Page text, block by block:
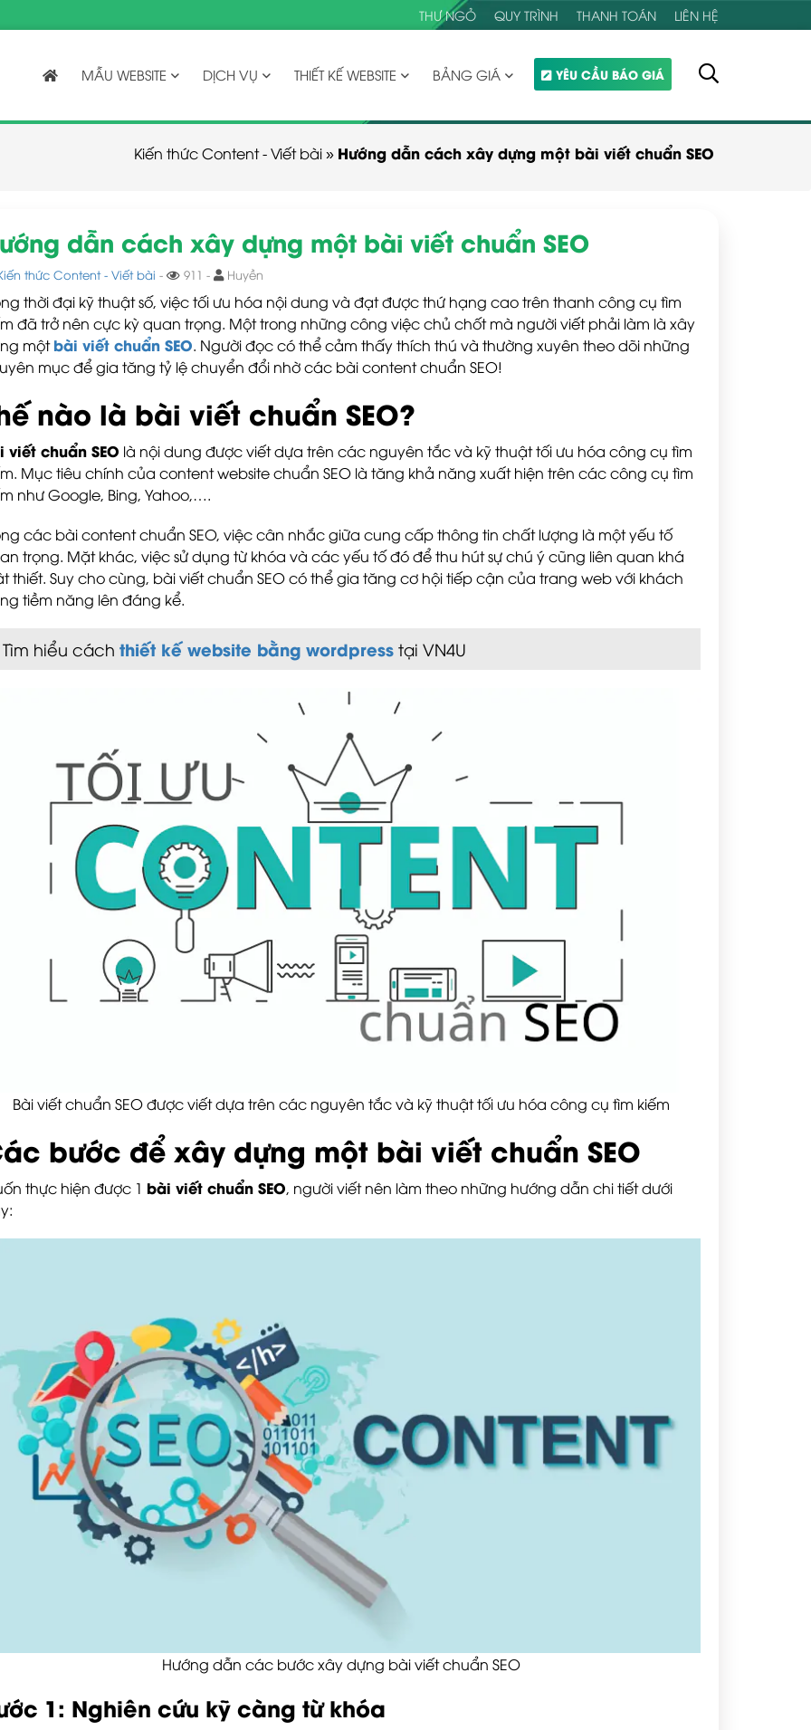
THƯ NGỎ QUY TRÌNH THANH TOÁN LIÊN HỆ
MẪU WEBSITE DỊCH VỤ THIẾT KẾ WEBSITE BẢNG GIÁ YÊU CẦU BÁO GIÁ
Kiến thức Content - Viết bài» Hướng dẫn cách xây dựng một bài viết chuẩn SEO
dẫn cách xây dựng một bài viết chuẩn SEO
thức Content - Viết bài - 911 - Huyền
thời đại kỹ thuật số, việc tối ưu hóa nội dung và đạt được thứ hạng cao trên thanh công cụ tìm
đã trở nên cực kỳ quan trọng. Một trong những công việc chủ chốt mà người viết phải làm là xây
mộtbài viết chuẩn SEO. Người đọc có thể cảm thấy thích thú và thường xuyên theo dõi những
mục để gia tăng tỷ lệ chuyển đổi nhờ các bài content chuẩn SEO!
nào là bài viết chuẩn SEO?
viết chuẩn SEO là nội dung được viết dựa trên các nguyên tắc và kỹ thuật tối ưu hóa công cụ tìm
Mục tiêu chính của content website chuẩn SEO là tăng khả năng xuất hiện trên các công cụ tìm
như Google, Bing, Yahoo,….
các bài content chuẩn SEO, việc cân nhắc giữa cung cấp thông tin chất lượng là một yếu tố
trọng. Mặt khác, việc sử dụng từ khóa và các yếu tố đó để thu hút sự chú ý cũng liên quan khá
thiết. Suy cho cùng, bài viết chuẩn SEO có thể gia tăng cơ hội tiếp cận của trang web với khách
tiềm năng lên đáng kể.
Tìm hiểu cách thiết kế website bằng wordpress tại VN4U
Bài viết chuẩn SEO được viết dựa trên các nguyên tắc và kỹ thuật tối ưu hóa công cụ tìm kiếm
bước để xây dựng một bài viết chuẩn SEO
thực hiện được 1 bài viết chuẩn SEO, người viết nên làm theo những hướng dẫn chi tiết dưới
Hướng dẫn các bước xây dựng bài viết chuẩn SEO
1: Nghiên cứu kỹ càng từ khóa